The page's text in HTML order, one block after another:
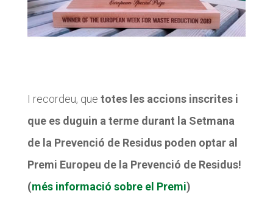
I recordeu, que totes les accions inscrites i
que es duguin a terme durant la Setmana
de la Prevenció de Residus poden optar al
Premi Europeu de la Prevenció de Residus!
(més informació sobre el Premi)